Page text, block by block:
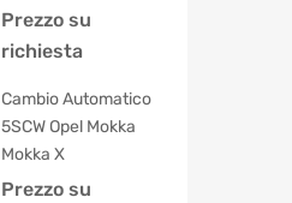
Valutato
Prezzo su
richiesta
Cambio Automatico
5SCW Opel Mokka
Mokka X
Prezzo su